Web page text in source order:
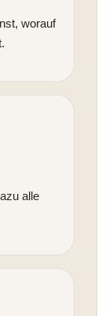
worauf
alle